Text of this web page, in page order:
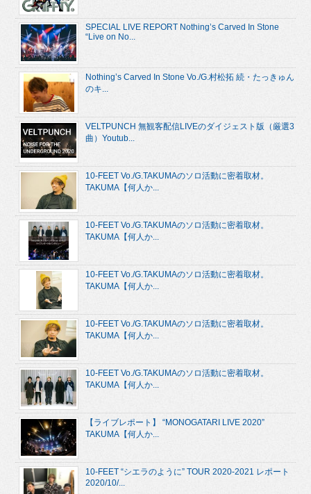
SPECIAL LIVE REPORT Nothing’s Carved In Stone
“Live on No...
Nothing’s Carved In Stone Vo./G.村松拓 続・たっきゅん
のキ...
VELTPUNCH 無観客配信LIVEのダイジェスト版（厳選3
曲）Youtub...
10-FEET Vo./G.TAKUMAのソロ活動に密着取材。
TAKUMA【何人か...
10-FEET Vo./G.TAKUMAのソロ活動に密着取材。
TAKUMA【何人か...
10-FEET Vo./G.TAKUMAのソロ活動に密着取材。
TAKUMA【何人か...
10-FEET Vo./G.TAKUMAのソロ活動に密着取材。
TAKUMA【何人か...
10-FEET Vo./G.TAKUMAのソロ活動に密着取材。
TAKUMA【何人か...
【ライブレポート】 “MONOGATARI LIVE 2020”
TAKUMA【何人か...
10-FEET “シエラのように” TOUR 2020-2021 レポート
2020/10/...